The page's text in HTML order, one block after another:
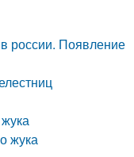
россии. Появление
жука